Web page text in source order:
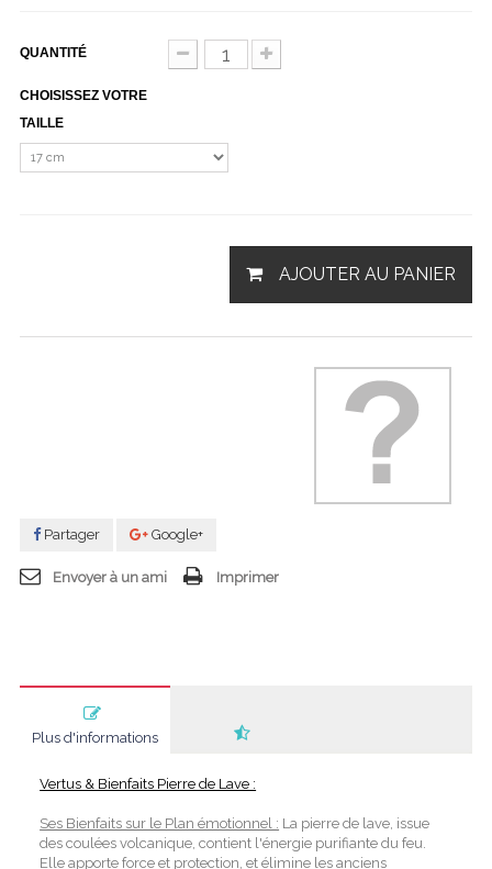
QUANTITÉ
CHOISISSEZ VOTRE
TAILLE
AJOUTER AU PANIER
Partager Google+
Envoyer à un ami Imprimer
Plus d'informations
Vertus & Bienfaits Pierre de Lave :
Ses Bienfaits sur le Plan émotionnel : La pierre de lave, issue
des coulées volcanique, contient l'énergie purifiante du feu.
Elle apporte force et protection, et élimine les anciens